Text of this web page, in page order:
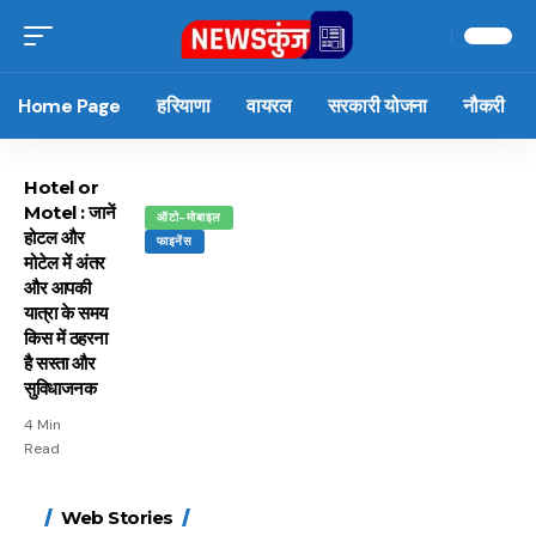
Home Page हरियाणा वायरल सरकारी योजना नौकरी
ऑटो-मोबाइल
फाइनेंस
Hotel or
Motel : जानें
होटल और
मोटेल में अंतर
और आपकी
यात्रा के समय
किस में ठहरना
है सस्ता और
सुविधाजनक
4 Min
Read
Web Stories
15 नवंबर से लागू होंगे
मोटापे को कम करने के लिए